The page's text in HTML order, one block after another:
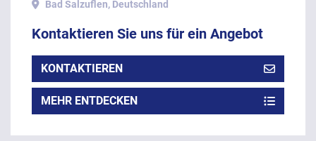
Bad Salzuflen, Deutschland
Kontaktieren Sie uns für ein Angebot
KONTAKTIEREN
MEHR ENTDECKEN